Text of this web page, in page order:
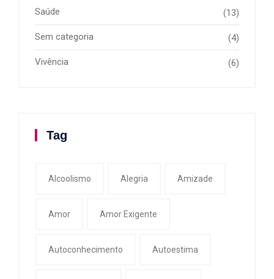
Saúde (13)
Sem categoria (4)
Vivência (6)
Tag
Alcoolismo Alegria Amizade
Amor Amor Exigente
Autoconhecimento Autoestima